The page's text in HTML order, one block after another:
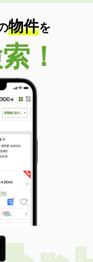
物件を
！